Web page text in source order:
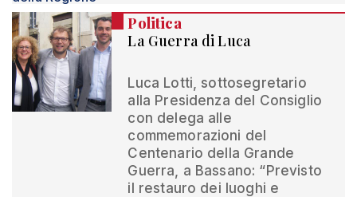
Politica
La Guerra di Luca
Luca Lotti, sottosegretario
alla Presidenza del Consiglio
con delega alle
commemorazioni del
Centenario della Grande
Guerra, a Bassano: “Previsto
il restauro dei luoghi e